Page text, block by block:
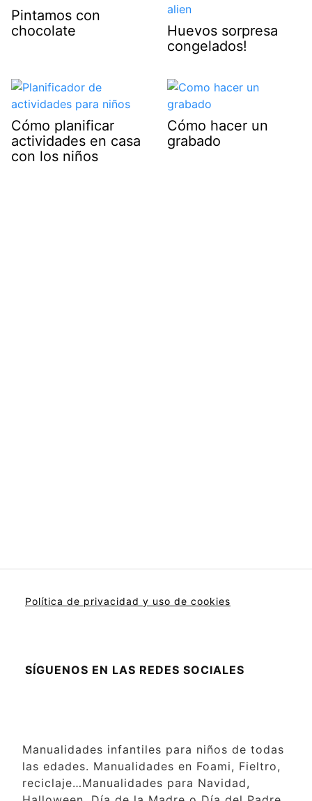
Pintamos con
chocolate
Huevos sorpresa
congelados!
Cómo planificar
actividades en casa
con los niños
Cómo hacer un
grabado
Política de privacidad y uso de cookies
SÍGUENOS EN LAS REDES SOCIALES
Manualidades infantiles para niños de todas
las edades. Manualidades en Foami, Fieltro,
reciclaje…Manualidades para Navidad,